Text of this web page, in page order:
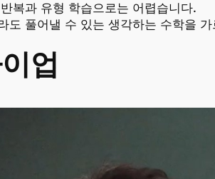
복과 유형 학습으로는 어렵습니다.
도 풀어낼 수 있는 생각하는 수학을
업